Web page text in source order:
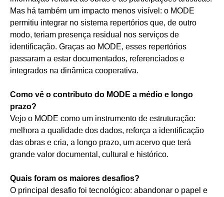
Mas há também um impacto menos visível: o MODE
permitiu integrar no sistema repertórios que, de outro
modo, teriam presença residual nos serviços de
identificação. Graças ao MODE, esses repertórios
passaram a estar documentados, referenciados e
integrados na dinâmica cooperativa.
Como vê o contributo do MODE a médio e longo
prazo?
Vejo o MODE como um instrumento de estruturação:
melhora a qualidade dos dados, reforça a identificação
das obras e cria, a longo prazo, um acervo que terá
grande valor documental, cultural e histórico.
Quais foram os maiores desafios?
O principal desafio foi tecnológico: abandonar o papel e